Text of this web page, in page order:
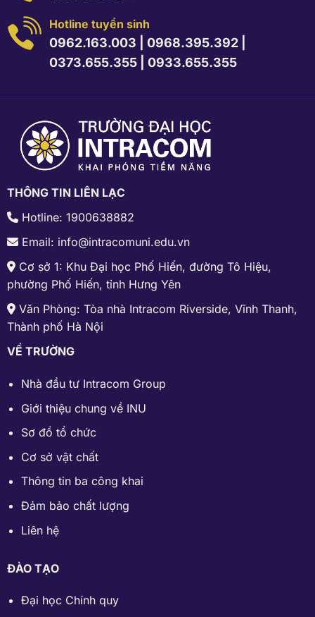
Hotline tuyển sinh
0962.163.003 0968.395.392|
0373.655.355| 0933.655.355
THÔNG TIN LIÊN LẠC
Hotline: 1900638882
Email: info@intracomuni.edu.vn
Cơ sở 1: Khu Đại học Phố Hiến, đường Tô Hiệu,
phường Phố Hiến, tỉnh Hưng Yên
Văn Phòng: Tòa nhà Intracom Riverside, Vĩnh Thanh,
Thành phố Hà Nội
VỀ TRƯỜNG
Nhà đầu tư Intracom Group
Giới thiệu chung về INU
Sơ đồ tổ chức
Cơ sở vật chất
Thông tin ba công khai
Đảm bảo chất lượng
Liên hệ
ĐÀO TẠO
Đại học Chính quy